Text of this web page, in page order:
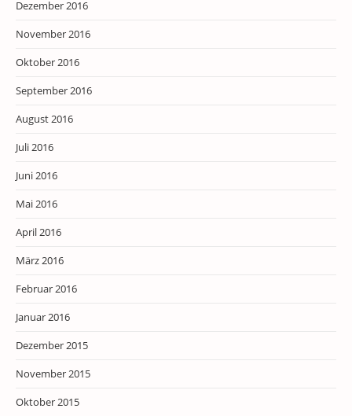
Dezember 2016
November 2016
Oktober 2016
September 2016
August 2016
Juli 2016
Juni 2016
Mai 2016
April 2016
März 2016
Februar 2016
Januar 2016
Dezember 2015
November 2015
Oktober 2015